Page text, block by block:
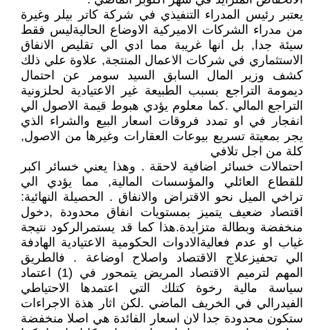
يعتبر رئيس المدراء التنفيذي في شركة كاتر بيلر وغيرة
من مدراء الشركات الاميركية الاوضاع الحاليةليس فقط
سيئة جدا, بل انها غريبة مما ادي الي تقليص الانفاق
الاستثماري في شركات الاعمال المنتجة, علاوة علي ذلك
كشف وزير المال السابق السيد سومر عن احتمال
ديمومة التراجع بسبب الطبيعة غير الاعتيادية لحلزونية
التراجع المالي .كما معلوم يؤدي هبوط قيمة الاصول الي
انفجار في او تمدد فروقات اسعار البيع والشراء الذي
يجر بمعيتة تسريع بيوعات العقارات وغيرها من الاصول,
كلة من اجل تلافي
احتمالات خسائر اضافية لاحقة . وهذا يعني خسائر اكبر
للقطاع العائلي والمؤسسات المالية, مما يؤدي الي
تراخي الميل نحو الاقتراض والانفاق . الحصيلة النهائية:
اقتصاد ضعيف يتميز بمستويات انفاق محدودة ,دخول
منخفضة وبطالة متزايدة.هذا كما قد يستمرالركود نتيجة
غياب او عدم فعاليةالادوات الحكومية الاعتيادية الهادفة
الي تحفيزعلاج الاقتصاد واصلاح اوضاعة . فالطريق
المهم لترميم الاقتصاد المريض يتمحور في (1) اعتماد
سياسة مالية رخوة كتلك التي اعتمدها الاحتياطي
الفيدرالي في الخريف الماضي .لكن اثار هذة الاجراءات
ستكون محدودة جدا لان اسعار الفائدة هي اصلا منخفضة